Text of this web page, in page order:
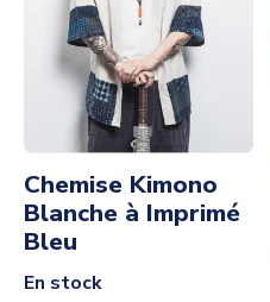
Chemise Kimono
Blanche à Imprimé
Bleu
En stock